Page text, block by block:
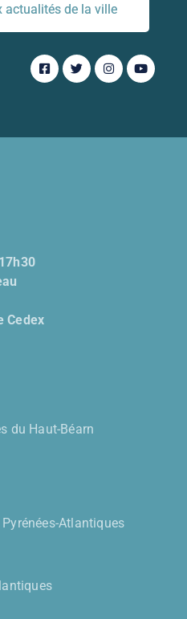
actualités de la ville
Cedex
du Haut-Béarn
Atlantiques